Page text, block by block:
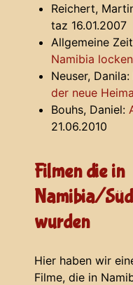
Reichert,
taz 16.01.2007
Allgemeine
Namibia locken
Neuser, Danila:
der neue
Bouhs, Daniel:
21.06.2010
Filmen die in
Namibia/
wurden
Hier haben wir
Filme, die in